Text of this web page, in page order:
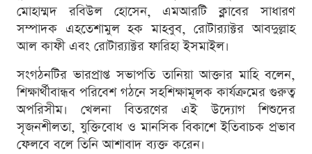
মোহাম্মদ রবিউল হোসেন, এমআরটি ক্লাবের সাধারণ
সম্পাদক এহতেশামুল হক মাহবুব, রোটার‍্যাক্টর আবদুল্লাহ
আল কাফী এবং রোটার‍্যাক্টর ফারিহা ইসমাইল।
সংগঠনটির ভারপ্রাপ্ত সভাপতি তানিয়া আক্তার মাহি বলেন,
শিক্ষার্থীবান্ধব পরিবেশ গঠনে সহশিক্ষামূলক কার্যক্রমের গুরুত্ব
অপরিসীম। খেলনা বিতরণের এই উদ্যোগ শিশুদের
সৃজনশীলতা, যুক্তিবোধ ও মানসিক বিকাশে ইতিবাচক প্রভাব
ফেলবে বলে তিনি আশাবাদ ব্যক্ত করেন।